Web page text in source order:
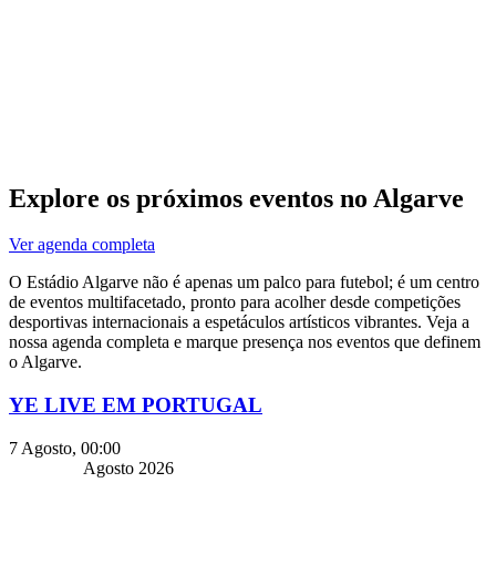
Explore os próximos eventos no Algarve
Ver agenda completa
O Estádio Algarve não é apenas um palco para futebol; é um centro
de eventos multifacetado, pronto para acolher desde competições
desportivas internacionais a espetáculos artísticos vibrantes. Veja a
nossa agenda completa e marque presença nos eventos que definem
o Algarve.
YE LIVE EM PORTUGAL
7 Agosto, 00:00
Agosto 2026